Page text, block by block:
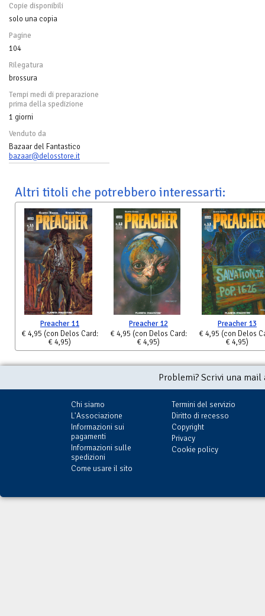
Copie disponibili
solo una copia
Pagine
104
Rilegatura
brossura
Tempi medi di preparazione
prima della spedizione
1 giorni
Venduto da
Bazaar del Fantastico
bazaar@delosstore.it
Altri titoli che potrebbero interessarti:
Preacher 11
€ 4,95 (con Delos Card:
€ 4,95)
Preacher 12
€ 4,95 (con Delos Card:
€ 4,95)
Preacher 13
€ 4,95 (con Delos
€ 4,95)
Problemi? Scrivi una
Chi siamo
L'Associazione
Informazioni sui
pagamenti
Informazioni sulle
spedizioni
Come usare il sito
Termini del servizio
Diritto di recesso
Copyright
Privacy
Cookie policy